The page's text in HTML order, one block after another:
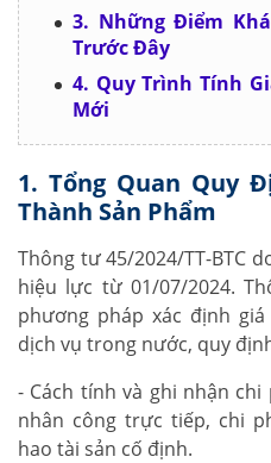
3. Những Điểm
Trước Đây
4. Quy Trình Tính
Mới
1. Tổng Quan Quy
Thành Sản Phẩm
Thông tư 45/2024/TT-BTC
hiệu lực từ 01/07/2024.
phương pháp xác định
dịch vụ trong nước, quy
- Cách tính và ghi nhận
nhân công trực tiếp, chi
hao tài sản cố định.